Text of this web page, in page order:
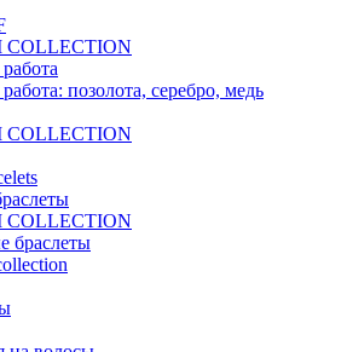
COLLECTION
позолота, серебро, медь
COLLECTION
COLLECTION
браслеты